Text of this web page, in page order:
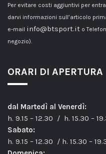
Per evitare costi aggiuntivi per
darvi informazioni sull’articolo
e-mail info@btsport.it o
negozio).
ORARI DI APERTURA
dal Martedì al Venerdì:
h. 9.15 – 12.30 / h. 15.30 –
Sabato:
h. 9.15 – 12.30 / h. 15.30 –